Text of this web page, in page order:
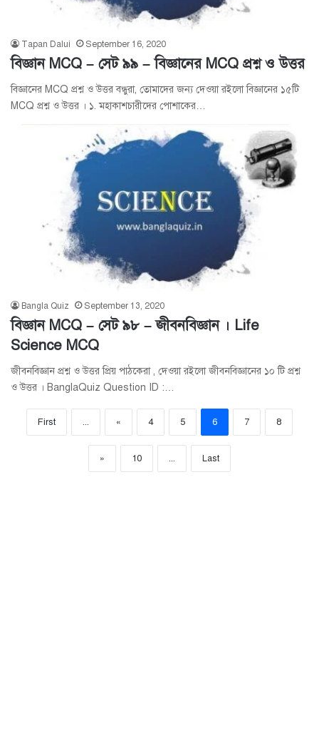
Tapan Dalui September 16, 2020
বিজ্ঞান MCQ – সেট ৯৯ – বিজ্ঞানের MCQ প্রশ্ন ও উত্তর
বিজ্ঞানের MCQ প্রশ্ন ও উত্তর বন্ধুরা, তোমাদের জন্য দেওয়া রইলো বিজ্ঞানের ১৫টি
MCQ প্রশ্ন ও উত্তর । ১. মহাকাশচারীদের পোশাকের…
Bangla Quiz September 13, 2020
বিজ্ঞান MCQ – সেট ৯৮ – জীবনবিজ্ঞান । Life
Science MCQ
জীবনবিজ্ঞান প্রশ্ন ও উত্তর প্রিয় পাঠকেরা , দেওয়া রইলো জীবনবিজ্ঞানের ১০ টি প্রশ্ন
ও উত্তর । BanglaQuiz Question ID :…
First ... « 4 5 6 7 8
» 10 ... Last